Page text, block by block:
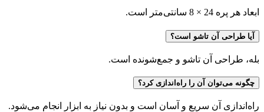
ابعاد هر پره 24 × 8 سانتی‌متر است.
آیا طراحی آن تاشو است؟
بله، طراحی آن تاشو و جمع‌شونده است.
چگونه می‌توان آن را راه‌اندازی کرد؟
راه‌اندازی آن سریع و آسان است و بدون نیاز به ابزار انجام می‌شود.